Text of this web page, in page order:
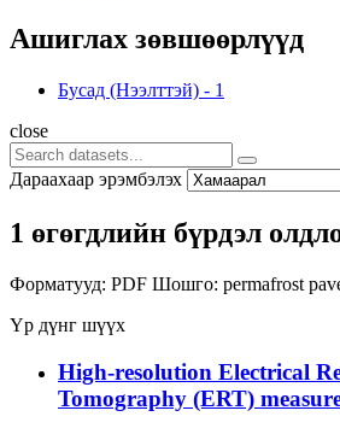
Ашиглах зөвшөөрлүүд
Бусад (Нээлттэй) - 1
close
Дараахаар эрэмбэлэх
1 өгөгдлийн бүрдэл
Форматууд: PDF Шошго: permafrost
Үр дүнг шүүх
High-resolution Electrical
Tomography (ERT)